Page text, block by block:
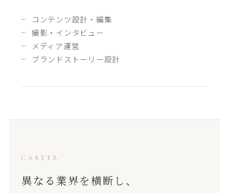
コンテンツ設計・編集
撮影・インタビュー
メディア運営
ブランドストーリー設計
CAREER
異なる業界を横断し、